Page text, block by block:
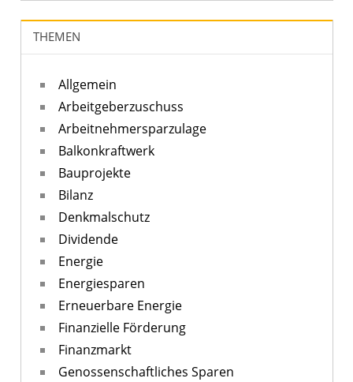
THEMEN
Allgemein
Arbeitgeberzuschuss
Arbeitnehmersparzulage
Balkonkraftwerk
Bauprojekte
Bilanz
Denkmalschutz
Dividende
Energie
Energiesparen
Erneuerbare Energie
Finanzielle Förderung
Finanzmarkt
Genossenschaftliches Sparen